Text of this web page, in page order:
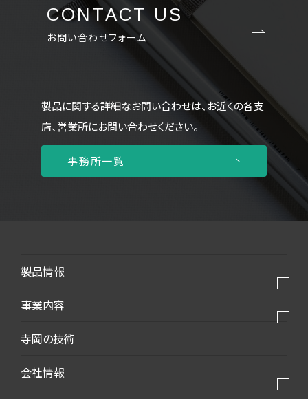
CONTACT US
お問い合わせフォーム
製品に関する詳細なお問い合わせは、お近くの各支
店、営業所にお問い合わせください。
事務所一覧
製品情報
製品⼀覧
モビリティ・新エネルギー
生活・梱包
事業内容
私たちの事業
私たちの強み
寺岡の技術
会社情報